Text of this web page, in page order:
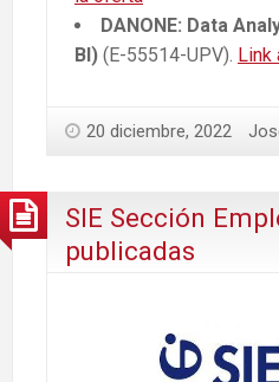
DANONE: Data
BI) (E-55514-UPV). Link
20 diciembre, 2022
SIE Sección
publicadas